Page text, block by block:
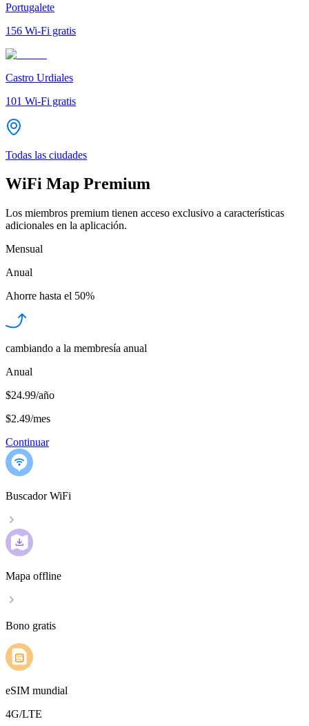
Portugalete
156 Wi-Fi gratis
Castro Urdiales
101 Wi-Fi gratis
Todas las ciudades
WiFi Map Premium
Los miembros premium tienen acceso exclusivo a características
adicionales en la aplicación.
Mensual
Anual
Ahorre hasta el 50%
cambiando a la membresía anual
Anual
$24.99/año
$2.49/mes
Continuar
Buscador WiFi
Mapa offline
Bono gratis
eSIM mundial
4G/LTE